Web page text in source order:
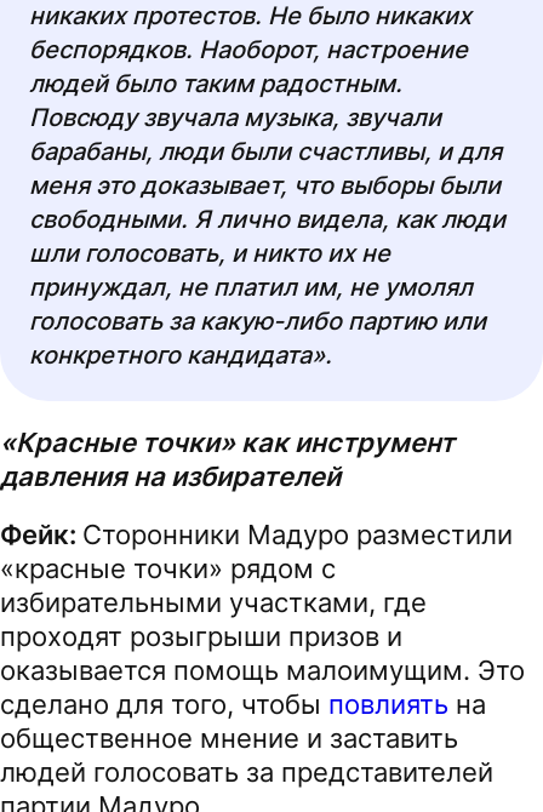
никаких протестов. Не было никаких
беспорядков. Наоборот, настроение
людей было таким радостным.
Повсюду звучала музыка, звучали
барабаны, люди были счастливы, и для
меня это доказывает, что выборы были
свободными. Я лично видела, как люди
шли голосовать, и никто их не
принуждал, не платил им, не умолял
голосовать за какую-либо партию или
конкретного кандидата».
«Красные точки» как инструмент
давления на избирателей
Фейк: Сторонники Мадуро разместили
«красные точки» рядом с
избирательными участками, где
проходят розыгрыши призов и
оказывается помощь малоимущим. Это
сделано для того, чтобы повлиять на
общественное мнение и заставить
людей голосовать за представителей